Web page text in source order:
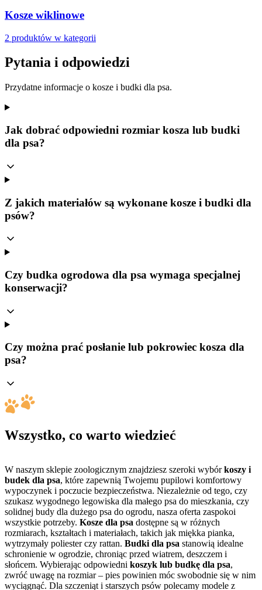
Kosze wiklinowe
2 produktów w kategorii
Pytania i odpowiedzi
Przydatne informacje o kosze i budki dla psa.
Jak dobrać odpowiedni rozmiar kosza lub budki
dla psa?
Z jakich materiałów są wykonane kosze i budki dla
psów?
Czy budka ogrodowa dla psa wymaga specjalnej
konserwacji?
Czy można prać posłanie lub pokrowiec kosza dla
psa?
Wszystko, co warto wiedzieć
W naszym sklepie zoologicznym znajdziesz szeroki wybórkoszy i
budek dla psa, które zapewnią Twojemu pupilowi komfortowy
wypoczynek i poczucie bezpieczeństwa. Niezależnie od tego, czy
szukasz wygodnego legowiska dla małego psa do mieszkania, czy
solidnej budy dla dużego psa do ogrodu, nasza oferta zaspokoi
wszystkie potrzeby. Kosze dla psa dostępne są w różnych
rozmiarach, kształtach i materiałach, takich jak miękka pianka,
wytrzymały poliester czy rattan. Budki dla psa stanowią idealne
schronienie w ogrodzie, chroniąc przed wiatrem, deszczem i
słońcem. Wybierając odpowiedni koszyk lub budkę dla psa,
zwróć uwagę na rozmiar – pies powinien móc swobodnie się w nim
wyciągnąć. Dla szczeniąt i starszych psów polecamy modele z